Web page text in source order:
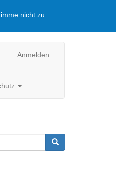
nicht zu
Anmelden